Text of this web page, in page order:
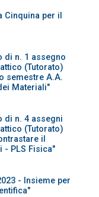
Cinquina per il
di n. 1 assegno
(Tutorato)
semestre A.A.
Materiali"
di n. 4 assegni
(Tutorato)
il
- PLS Fisica"
- Insieme per